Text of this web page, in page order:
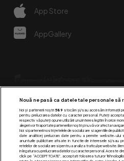
App Store
AppGallery
Nouă ne pasă ca datele tale personale
Noi și partenerii noștri 589stocăm și/sau accesăm informații
pentru prelucrarea datelor cu caracter personal. Puteți
respectiv vă puteți opune utilizării unui interes legitim în orice
alegeri vor fi raportate partenerilor noștri și nu vă vor afecta
Noi si partenerii nostri (retelele de socializare si agentiile de
date analitice) prelucram date pentru a permite website-
anunturile publicitare afisate in functie de interesele si/sau
retelelor de socializare si pentru a analiza traficul pe website.
in legatura cu prelucrarea datelor cu caracter personal. Aceste
click pe “ACCEPT TOATE”, acceptati folosirea tuturor